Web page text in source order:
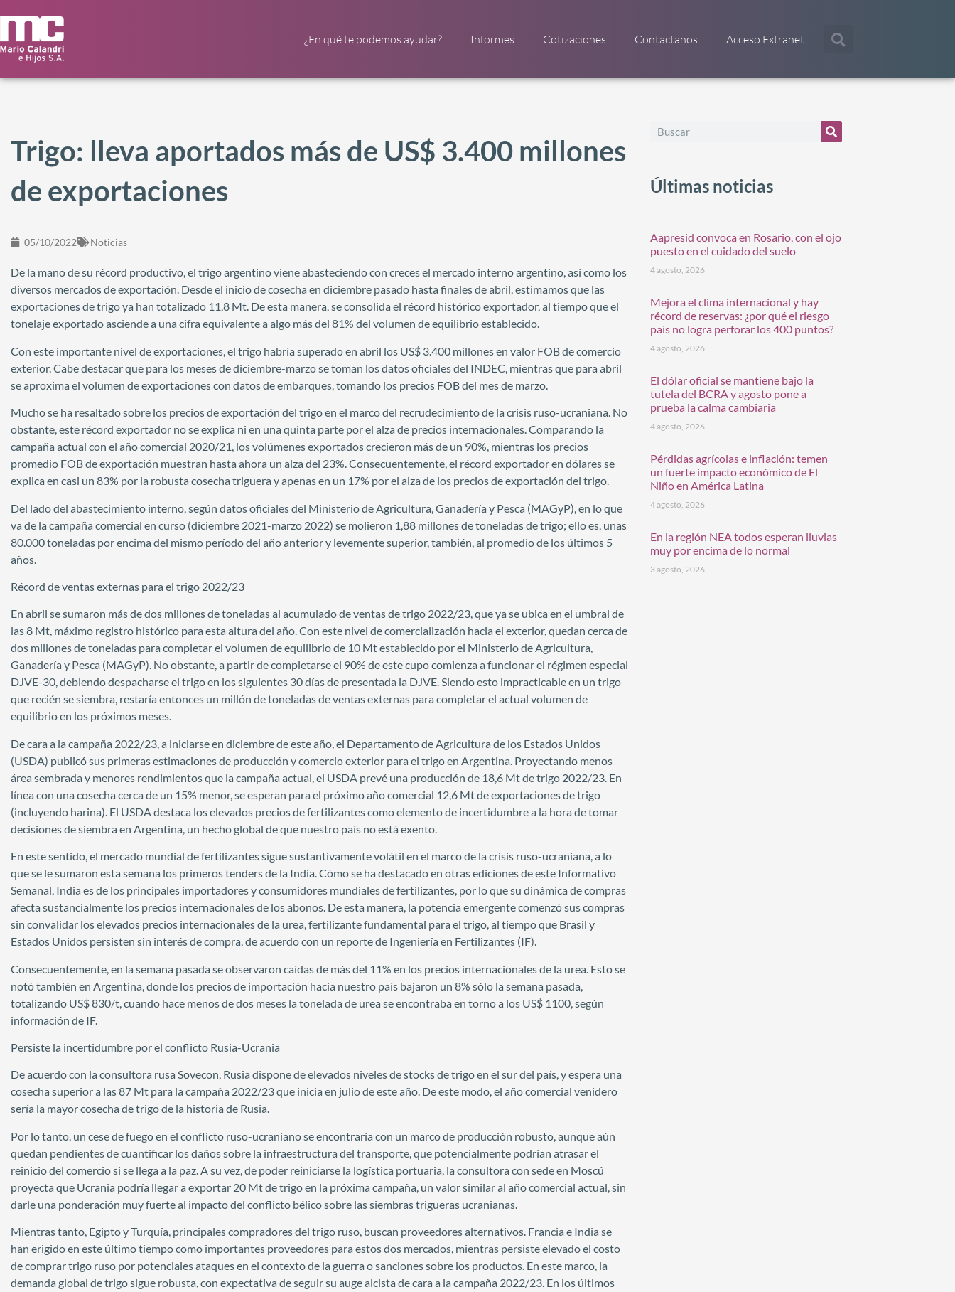
¿En qué te podemos ayudar? Informes Cotizaciones Contactanos Acceso Extranet
Trigo: lleva aportados más de US$ 3.400 millones
de exportaciones
05/10/2022 Noticias
De la mano de su récord productivo, el trigo argentino viene abasteciendo con creces el mercado interno argentino, así como los
diversos mercados de exportación. Desde el inicio de cosecha en diciembre pasado hasta finales de abril, estimamos que las
exportaciones de trigo ya han totalizado 11,8 Mt. De esta manera, se consolida el récord histórico exportador, al tiempo que el
tonelaje exportado asciende a una cifra equivalente a algo más del 81% del volumen de equilibrio establecido.
Con este importante nivel de exportaciones, el trigo habría superado en abril los US$ 3.400 millones en valor FOB de comercio
exterior. Cabe destacar que para los meses de diciembre-marzo se toman los datos oficiales del INDEC, mientras que para abril
se aproxima el volumen de exportaciones con datos de embarques, tomando los precios FOB del mes de marzo.
Mucho se ha resaltado sobre los precios de exportación del trigo en el marco del recrudecimiento de la crisis ruso-ucraniana. No
obstante, este récord exportador no se explica ni en una quinta parte por el alza de precios internacionales. Comparando la
campaña actual con el año comercial 2020/21, los volúmenes exportados crecieron más de un 90%, mientras los precios
promedio FOB de exportación muestran hasta ahora un alza del 23%. Consecuentemente, el récord exportador en dólares se
explica en casi un 83% por la robusta cosecha triguera y apenas en un 17% por el alza de los precios de exportación del trigo.
Del lado del abastecimiento interno, según datos oficiales del Ministerio de Agricultura, Ganadería y Pesca (MAGyP), en lo que
va de la campaña comercial en curso (diciembre 2021-marzo 2022) se molieron 1,88 millones de toneladas de trigo; ello es, unas
80.000 toneladas por encima del mismo período del año anterior y levemente superior, también, al promedio de los últimos 5
años.
Récord de ventas externas para el trigo 2022/23
En abril se sumaron más de dos millones de toneladas al acumulado de ventas de trigo 2022/23, que ya se ubica en el umbral de
las 8 Mt, máximo registro histórico para esta altura del año. Con este nivel de comercialización hacia el exterior, quedan cerca de
dos millones de toneladas para completar el volumen de equilibrio de 10 Mt establecido por el Ministerio de Agricultura,
Ganadería y Pesca (MAGyP). No obstante, a partir de completarse el 90% de este cupo comienza a funcionar el régimen especial
DJVE-30, debiendo despacharse el trigo en los siguientes 30 días de presentada la DJVE. Siendo esto impracticable en un trigo
que recién se siembra, restaría entonces un millón de toneladas de ventas externas para completar el actual volumen de
equilibrio en los próximos meses.
De cara a la campaña 2022/23, a iniciarse en diciembre de este año, el Departamento de Agricultura de los Estados Unidos
(USDA) publicó sus primeras estimaciones de producción y comercio exterior para el trigo en Argentina. Proyectando menos
área sembrada y menores rendimientos que la campaña actual, el USDA prevé una producción de 18,6 Mt de trigo 2022/23. En
línea con una cosecha cerca de un 15% menor, se esperan para el próximo año comercial 12,6 Mt de exportaciones de trigo
(incluyendo harina). El USDA destaca los elevados precios de fertilizantes como elemento de incertidumbre a la hora de tomar
decisiones de siembra en Argentina, un hecho global de que nuestro país no está exento.
En este sentido, el mercado mundial de fertilizantes sigue sustantivamente volátil en el marco de la crisis ruso-ucraniana, a lo
que se le sumaron esta semana los primeros tenders de la India. Cómo se ha destacado en otras ediciones de este Informativo
Semanal, India es de los principales importadores y consumidores mundiales de fertilizantes, por lo que su dinámica de compras
afecta sustancialmente los precios internacionales de los abonos. De esta manera, la potencia emergente comenzó sus compras
sin convalidar los elevados precios internacionales de la urea, fertilizante fundamental para el trigo, al tiempo que Brasil y
Estados Unidos persisten sin interés de compra, de acuerdo con un reporte de Ingeniería en Fertilizantes (IF).
Consecuentemente, en la semana pasada se observaron caídas de más del 11% en los precios internacionales de la urea. Esto se
notó también en Argentina, donde los precios de importación hacia nuestro país bajaron un 8% sólo la semana pasada,
totalizando US$ 830/t, cuando hace menos de dos meses la tonelada de urea se encontraba en torno a los US$ 1100, según
información de IF.
Persiste la incertidumbre por el conflicto Rusia-Ucrania
De acuerdo con la consultora rusa Sovecon, Rusia dispone de elevados niveles de stocks de trigo en el sur del país, y espera una
cosecha superior a las 87 Mt para la campaña 2022/23 que inicia en julio de este año. De este modo, el año comercial venidero
sería la mayor cosecha de trigo de la historia de Rusia.
Por lo tanto, un cese de fuego en el conflicto ruso-ucraniano se encontraría con un marco de producción robusto, aunque aún
quedan pendientes de cuantificar los daños sobre la infraestructura del transporte, que potencialmente podrían atrasar el
reinicio del comercio si se llega a la paz. A su vez, de poder reiniciarse la logística portuaria, la consultora con sede en Moscú
proyecta que Ucrania podría llegar a exportar 20 Mt de trigo en la próxima campaña, un valor similar al año comercial actual, sin
darle una ponderación muy fuerte al impacto del conflicto bélico sobre las siembras trigueras ucranianas.
Mientras tanto, Egipto y Turquía, principales compradores del trigo ruso, buscan proveedores alternativos. Francia e India se
han erigido en este último tiempo como importantes proveedores para estos dos mercados, mientras persiste elevado el costo
de comprar trigo ruso por potenciales ataques en el contexto de la guerra o sanciones sobre los productos. En este marco, la
demanda global de trigo sigue robusta, con expectativa de seguir su auge alcista de cara a la campaña 2022/23. En los últimos
Últimas noticias
Aapresid convoca en Rosario, con el ojo
puesto en el cuidado del suelo
4 agosto, 2026
Mejora el clima internacional y hay
récord de reservas: ¿por qué el riesgo
país no logra perforar los 400 puntos?
4 agosto, 2026
El dólar oficial se mantiene bajo la
tutela del BCRA y agosto pone a
prueba la calma cambiaria
4 agosto, 2026
Pérdidas agrícolas e inflación: temen
un fuerte impacto económico de El
Niño en América Latina
4 agosto, 2026
En la región NEA todos esperan lluvias
muy por encima de lo normal
3 agosto, 2026